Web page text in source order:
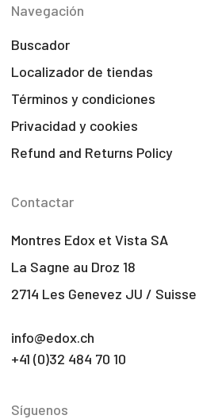
Navegación
Buscador
Localizador de tiendas
Términos y condiciones
Privacidad y cookies
Refund and Returns Policy
Contactar
Montres Edox et Vista SA
La Sagne au Droz 18
2714 Les Genevez JU / Suisse
info@edox.ch
+41 (0)32 484 70 10
Síguenos